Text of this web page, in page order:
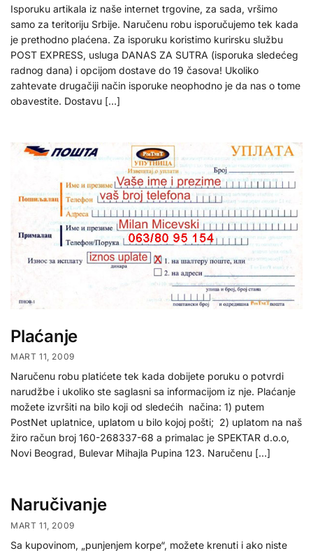
Isporuku artikala iz naše internet trgovine, za sada, vršimo
samo za teritoriju Srbije. Naručenu robu isporučujemo tek kada
je prethodno plaćena. Za isporuku koristimo kurirsku službu
POST EXPRESS, usluga DANAS ZA SUTRA (isporuka sledećeg
radnog dana) i opcijom dostave do 19 časova! Ukoliko
zahtevate drugačiji način isporuke neophodno je da nas o tome
obavestite. Dostavu […]
Plaćanje
MART 11, 2009
Naručenu robu platićete tek kada dobijete poruku o potvrdi
narudžbe i ukoliko ste saglasni sa informacijom iz nje. Plaćanje
možete izvršiti na bilo koji od sledećih načina: 1) putem
PostNet uplatnice, uplatom u bilo kojoj pošti; 2) uplatom na naš
žiro račun broj 160-268337-68 a primalac je SPEKTAR d.o.o,
Novi Beograd, Bulevar Mihajla Pupina 123. Naručenu […]
Naručivanje
MART 11, 2009
Sa kupovinom, „punjenjem korpe“, možete krenuti i ako niste